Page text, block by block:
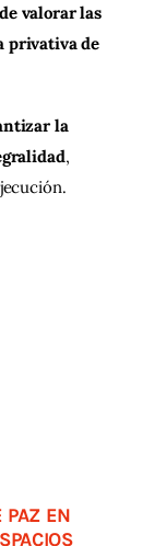
valorar las
privativa de
la
,
PAZ EN